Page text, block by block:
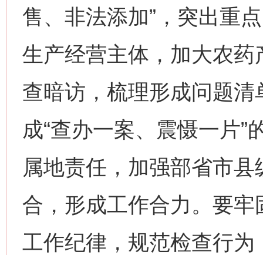
售、非法添加”，突出重
生产经营主体，加大农
查暗访，梳理形成问题
成“查办一案、震慑一片
属地责任，加强部省市
合，形成工作合力。要
工作纪律，规范检查行为